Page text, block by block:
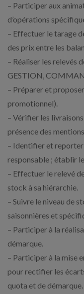
– Participer aux
d’opérations
– Effectuer le tarage
des prix entre les
– Réaliser les relevés
GESTION,
– Préparer et
promotionnel).
– Vérifier les
présence des
– Identifier et reporter
responsable ; établir
– Effectuer le relevé
stock à sa hiérarchie.
– Suivre le niveau de
saisonnières et
– Participer à la
démarque.
– Participer à la mise
pour rectifier les
quota et de démarque.